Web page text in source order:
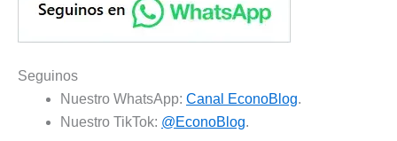
Seguinos
Nuestro WhatsApp: Canal EconoBlog.
Nuestro TikTok: @EconoBlog.